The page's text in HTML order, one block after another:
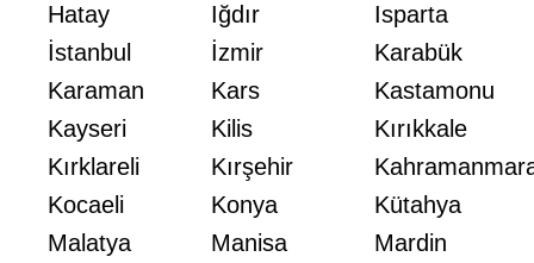
Hatay
Iğdır
Isparta
İstanbul
İzmir
Karabük
Karaman
Kars
Kastamonu
Kayseri
Kilis
Kırıkkale
Kırklareli
Kırşehir
Kocaeli
Konya
Kütahya
Malatya
Manisa
Mardin